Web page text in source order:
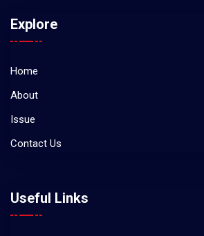
Explore
Home
About
Issue
Contact Us
Useful Links